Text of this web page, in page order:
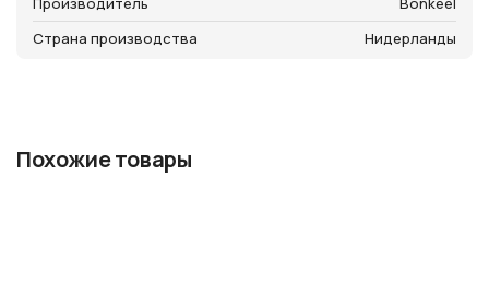
Страна производства
Нидерланды
Похожие товары